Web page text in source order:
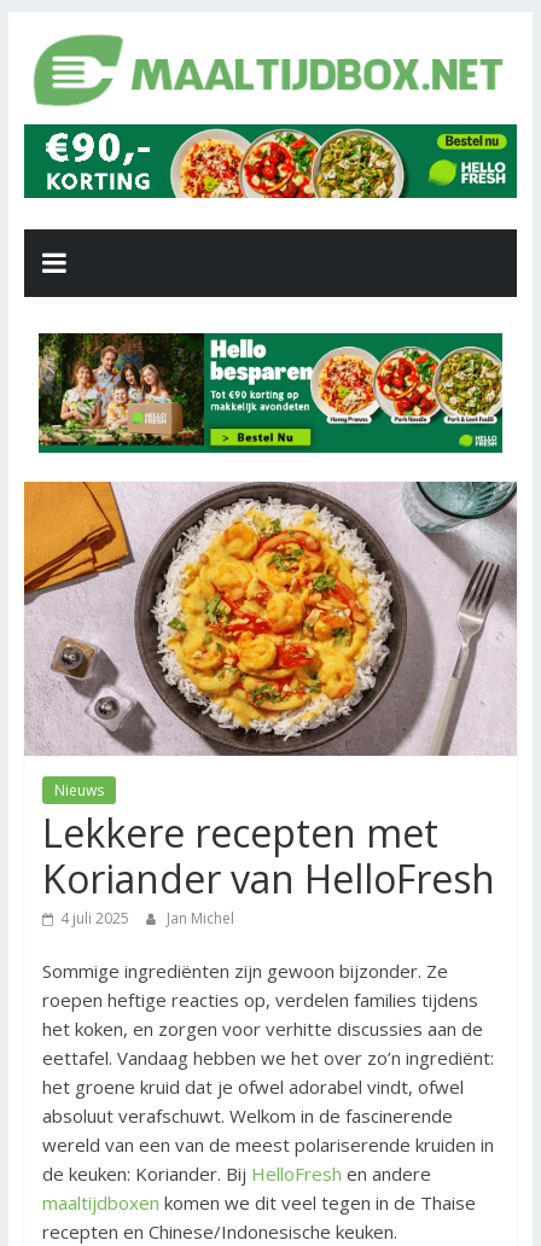
Nieuws
Lekkere recepten met
Koriander van HelloFresh
4 juli 2025 Jan Michel
Sommige ingrediënten zijn gewoon bijzonder. Ze
roepen heftige reacties op, verdelen families tijdens
het koken, en zorgen voor verhitte discussies aan de
eettafel. Vandaag hebben we het over zo’n ingrediënt:
het groene kruid dat je ofwel adorabel vindt, ofwel
absoluut verafschuwt. Welkom in de fascinerende
wereld van een van de meest polariserende kruiden in
de keuken: Koriander. Bij HelloFresh en andere
maaltijdboxen komen we dit veel tegen in de Thaise
recepten en Chinese/Indonesische keuken.